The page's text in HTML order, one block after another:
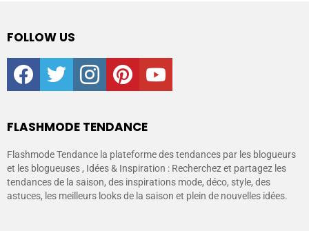
FOLLOW US
facebooktwitter instagrampinterestyoutube
FLASHMODE TENDANCE
Flashmode Tendance la plateforme des tendances par les blogueurs
et les blogueuses , Idées & Inspiration : Recherchez et partagez les
tendances de la saison, des inspirations mode, déco, style, des
astuces, les meilleurs looks de la saison et plein de nouvelles idées.